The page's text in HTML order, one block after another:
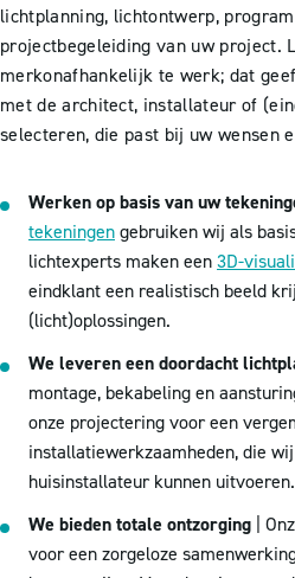
lichtplanning, lichtontwerp,
projectbegeleiding van uw project.
merkonafhankelijk te werk; dat
met de architect, installateur of
selecteren, die past bij uw wensen
Werken op basis van uw
tekeningengebruiken wij als
lichtexperts maken een3D-
eindklant een realistisch beeld
(licht)oplossingen.
We leveren een doordacht
montage, bekabeling en
onze projectering voor een
installatiewerkzaamheden, die
huisinstallateur kunnen uitvoeren.
We bieden totale ontzorging |
voor een zorgeloze